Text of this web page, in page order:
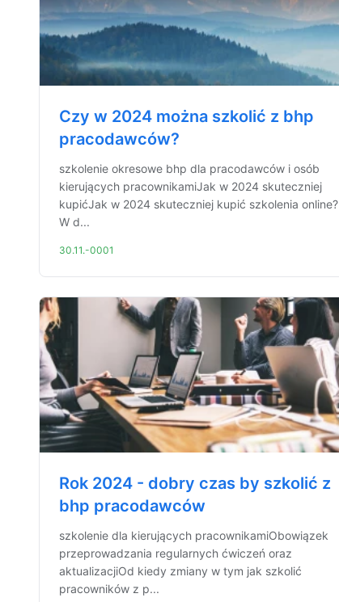
Czy w 2024 można szkolić z bhp
pracodawców?
szkolenie okresowe bhp dla pracodawców i osób
kierujących pracownikamiJak w 2024 skuteczniej
kupićJak w 2024 skuteczniej kupić szkolenia online?
W d...
30.11.-0001
Rok 2024 - dobry czas by szkolić z
bhp pracodawców
szkolenie dla kierujących pracownikamiObowiązek
przeprowadzania regularnych ćwiczeń oraz
aktualizacjiOd kiedy zmiany w tym jak szkolić
pracowników z p...